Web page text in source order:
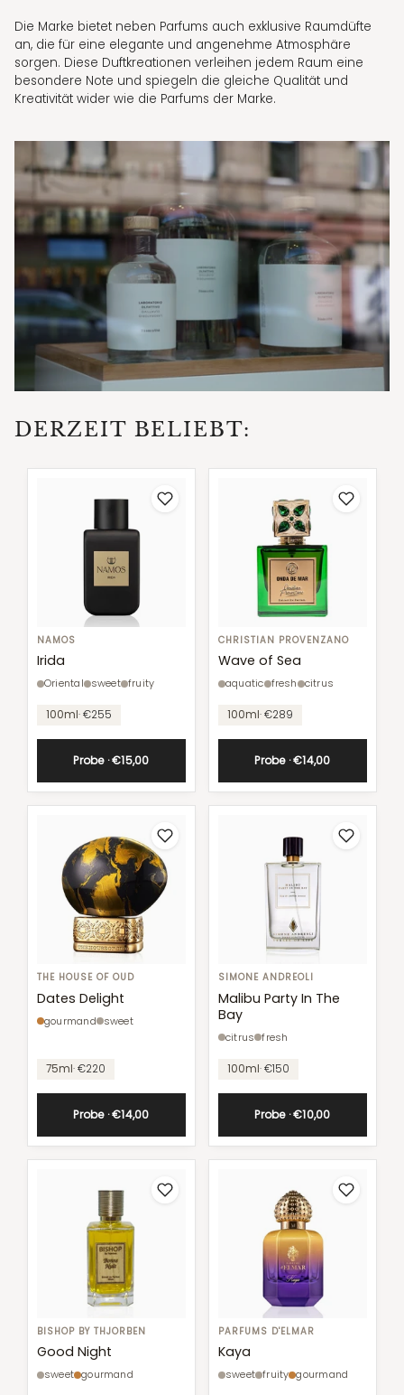
Die Marke bietet neben Parfums auch exklusive Raumdüfte
an, die für eine elegante und angenehme Atmosphäre
sorgen. Diese Duftkreationen verleihen jedem Raum eine
besondere Note und spiegeln die gleiche Qualität und
Kreativität wider wie die Parfums der Marke.
DERZEIT BELIEBT:
Irida
NAMOS
Irida
Oriental sweet fruity
Unit
100ml· €255
Probe · €15,00
Wave
of
Sea
CHRISTIAN PROVENZANO
Wave of Sea
aquatic fresh
citrus
Unit
100ml· €289
Probe · €14,00
Dates
Delight
THE HOUSE OF OUD
Dates Delight
gourmand sweet
price
75ml· €220
Probe · €14,00
Malibu
Party
In
The
SIMONE ANDREOLI
Malibu Party In The
Bay
citrus fresh
Unit
100ml· €150
Probe · €10,00
Good
Night
BISHOP BY THJORBEN
Good Night
sweet gourmand
Kaya
PARFUMS D'ELMAR
Kaya
sweet fruity gourmand